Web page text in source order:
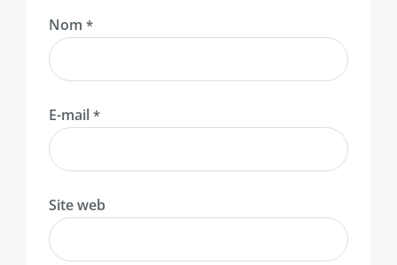
Nom *
E-mail *
Site web